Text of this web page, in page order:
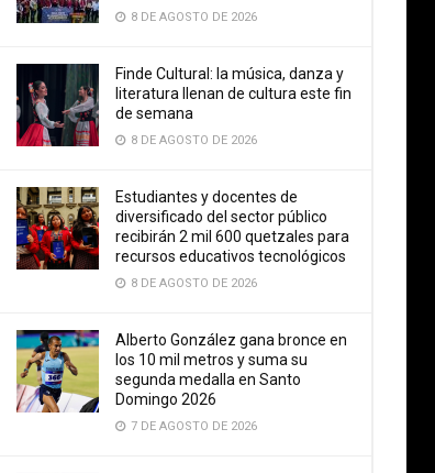
8 DE AGOSTO DE 2026
Finde Cultural: la música, danza y
literatura llenan de cultura este fin
de semana
8 DE AGOSTO DE 2026
Estudiantes y docentes de
diversificado del sector público
recibirán 2 mil 600 quetzales para
recursos educativos tecnológicos
8 DE AGOSTO DE 2026
Alberto González gana bronce en
los 10 mil metros y suma su
segunda medalla en Santo
Domingo 2026
7 DE AGOSTO DE 2026